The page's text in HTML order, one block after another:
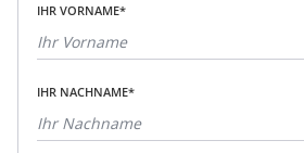
IHR VORNAME*
IHR NACHNAME*